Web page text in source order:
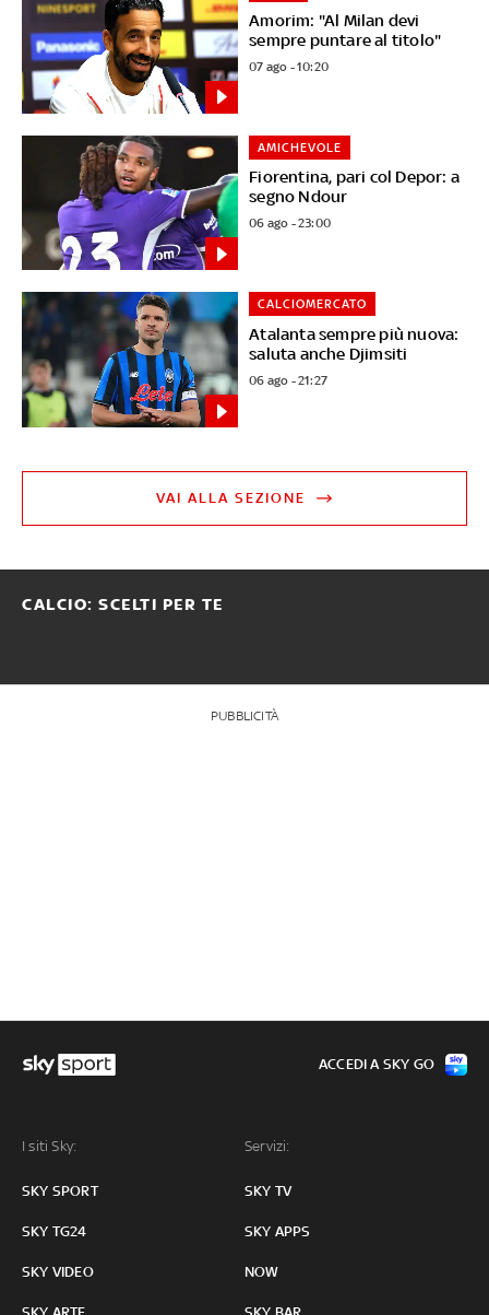
Amorim: "Al Milan devi
sempre puntare al titolo"
07 ago - 10:20
Fiorentina, pari col Depor: a
segno Ndour
AMICHEVOLE
06 ago - 23:00
Atalanta sempre più nuova:
saluta anche Djimsiti
CALCIOMERCATO
06 ago - 21:27
VAI ALLA SEZIONE
CALCIO: SCELTI PER TE
PUBBLICITÀ
I siti Sky:
SKY SPORT
SKY TG24
SKY VIDEO
Servizi:
SKY TV
SKY APPS
NOW
ACCEDI A SKY GO